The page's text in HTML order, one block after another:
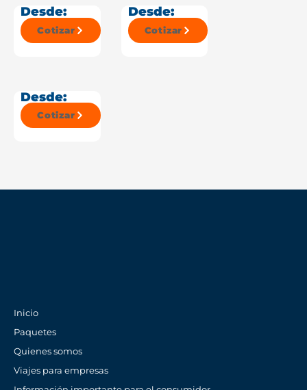
Desde:
Cotizar
Desde:
Cotizar
Desde:
Cotizar
Inicio
Paquetes
Quienes somos
Viajes para empresas